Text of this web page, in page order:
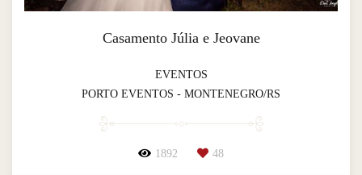
Casamento Júlia e Jeovane
EVENTOS
PORTO EVENTOS - MONTENEGRO/RS
1892 48